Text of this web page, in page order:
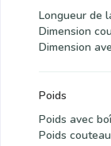
Longueur de
Dimension
Dimension
Poids
Poids avec
Poids